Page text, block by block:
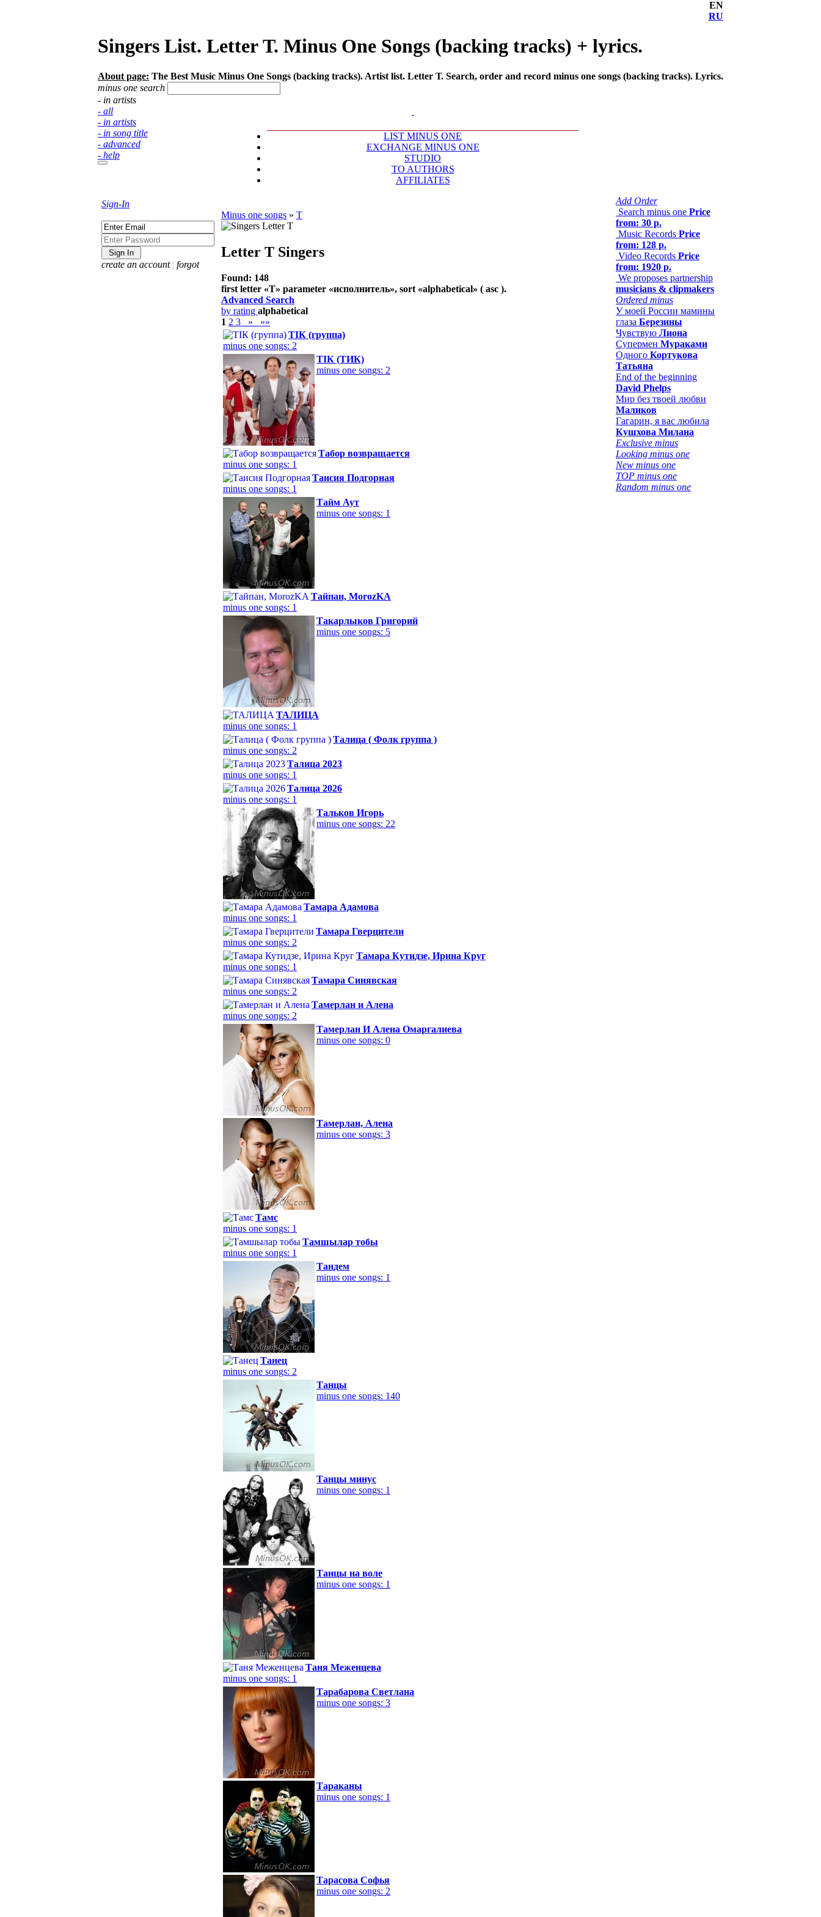
EN
RU
Singers List. Letter Т. Minus One Songs (backing tracks) + lyrics.
About page: The Best Music Minus One Songs (backing tracks). Artist list. Letter Т. Search, order and record minus one songs (backing tracks). Lyrics.
minus one search
- in artists
- all
- in artists
- in song title
- advanced
- help
LIST MINUS ONE
EXCHANGE MINUS ONE
STUDIO
TO AUTHORS
AFFILIATES
Sign-In
create an account ¦ forgot
Minus one songs » Т
Letter Т Singers
Found: 148
first letter «Т» parameter «исполнитель», sort «alphabetical» ( asc ).
Advanced Search
by rating alphabetical
1 2 3 »
»»
ТІК (группа)
minus one songs: 2
ТІК (ТИК)
minus one songs: 2
Табор возвращается
minus one songs: 1
Таисия Подгорная
minus one songs: 1
Тайм Аут
minus one songs: 1
Тайпан, MorozKA
minus one songs: 1
Такарлыков Григорий
minus one songs: 5
ТАЛИЦА
minus one songs: 1
Талица ( Фолк группа )
minus one songs: 2
Талица 2023
minus one songs: 1
Талица 2026
minus one songs: 1
Тальков Игорь
minus one songs: 22
Тамара Адамова
minus one songs: 1
Тамара Гверцители
minus one songs: 2
Тамара Кутидзе, Ирина Круг
minus one songs: 1
Тамара Синявская
minus one songs: 2
Тамерлан и Алена
minus one songs: 2
Тамерлан И Алена Омаргалиева
minus one songs: 0
Тамерлан, Алена
minus one songs: 3
Тамс
minus one songs: 1
Тамшылар тобы
minus one songs: 1
Тандем
minus one songs: 1
Танец
minus one songs: 2
Танцы
minus one songs: 140
Танцы минус
minus one songs: 1
Танцы на воле
minus one songs: 1
Таня Меженцева
minus one songs: 1
Тарабарова Светлана
minus one songs: 3
Тараканы
minus one songs: 1
Тарасова Софья
minus one songs: 2
Add Order
Search minus one Price
from: 30 р.
Music Records Price
from: 128 р.
Video Records Price
from: 1920 р.
We proposes partnership
musicians & clipmakers
Ordered minus
У моей России мамины
глаза Березины
Чувствую Лиона
Супермен Мураками
Одного Кортукова
Татьяна
End of the beginning
David Phelps
Мир без твоей любви
Маликов
Гагарин, я вас любила
Кушхова Милана
Exclusive minus
Looking minus one
New minus one
TOP minus one
Random minus one